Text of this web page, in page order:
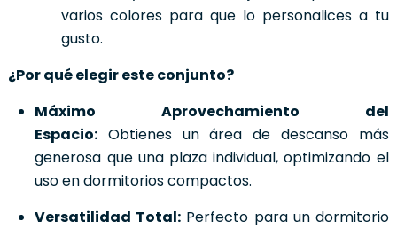
varios colores para que lo personalices a tu
gusto.
¿Por qué elegir este conjunto?
Máximo Aprovechamiento del
Espacio: Obtienes un área de descanso más
generosa que una plaza individual, optimizando el
uso en dormitorios compactos.
Versatilidad Total: Perfecto para un dormitorio